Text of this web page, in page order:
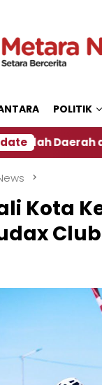
POLITIK
di Jember
Kota